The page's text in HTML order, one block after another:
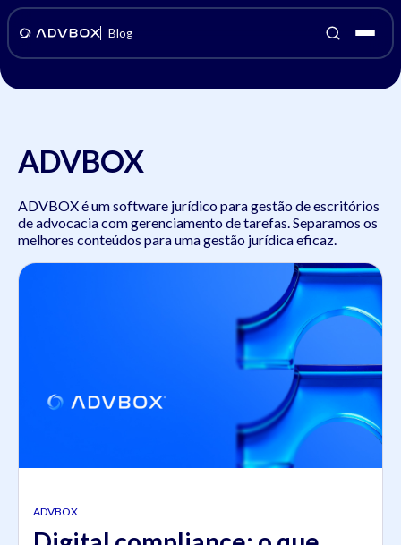
Blog
ADVBOX
ADVBOX é um software jurídico para gestão de escritórios
de advocacia com gerenciamento de tarefas. Separamos os
melhores conteúdos para uma gestão jurídica eficaz.
ADVBOX